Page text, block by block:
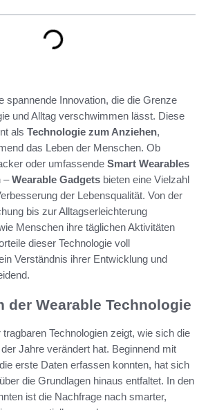
spannende Innovation, die die Grenze
und Alltag verschwimmen lässt. Diese
als Technologie zum Anziehen,
das Leben der Menschen. Ob
oder umfassende Smart Wearables
–Wearable Gadgets bieten eine Vielzahl
der Lebensqualität. Von der
bis zur Alltagserleichterung
Menschen ihre täglichen Aktivitäten
dieser Technologie voll
Verständnis ihrer Entwicklung und
der Wearable Technologie
Technologien zeigt, wie sich die
Jahre verändert hat. Beginnend mit
erste Daten erfassen konnten, hat sich
die Grundlagen hinaus entfaltet. In den
ist die Nachfrage nach smarter,